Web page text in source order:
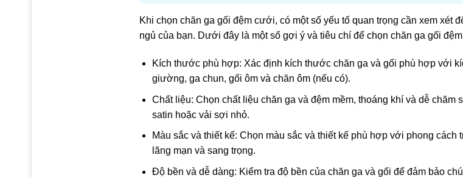
Khi chọn chăn ga gối đệm cưới, có một số yếu tố quan trọng cần xem xét
ngủ của bạn. Dưới đây là một số gợi ý và tiêu chí để chọn chăn ga gối
Kích thước phù hợp: Xác định kích thước chăn ga và gối phù hợp với
giường, ga chun, gối ôm và chăn ôm (nếu có).
Chất liệu: Chọn chất liệu chăn ga và đệm mềm, thoáng khí và dễ chăm
satin hoặc vải sợi nhỏ.
Màu sắc và thiết kế: Chọn màu sắc và thiết kế phù hợp với phong cách
lãng mạn và sang trọng.
Độ bền và dễ dàng: Kiểm tra độ bền của chăn ga và gối để đảm bảo